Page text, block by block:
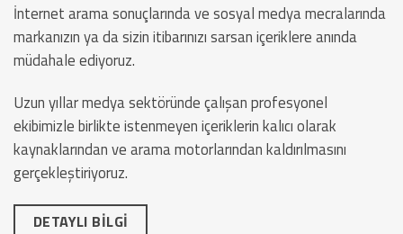
İnternet arama sonuçlarında ve sosyal medya mecralarında
markanızın ya da sizin itibarınızı sarsan içeriklere anında
müdahale ediyoruz.
Uzun yıllar medya sektöründe çalışan profesyonel
ekibimizle birlikte istenmeyen içeriklerin kalıcı olarak
kaynaklarından ve arama motorlarından kaldırılmasını
gerçekleştiriyoruz.
DETAYLI BİLGİ